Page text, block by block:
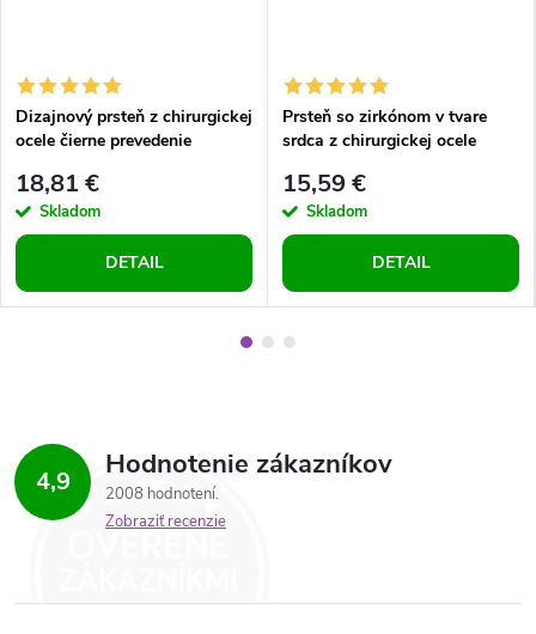
Dizajnový prsteň z chirurgickej
ocele čierne prevedenie
18,81 €
Skladom
DETAIL
Prsteň so zirkónom v tvare
srdca z chirurgickej ocele
15,59 €
Skladom
DETAIL
4,9 Hodnotenie zákazníkov
2008 hodnotení
Zobraziť recenzie